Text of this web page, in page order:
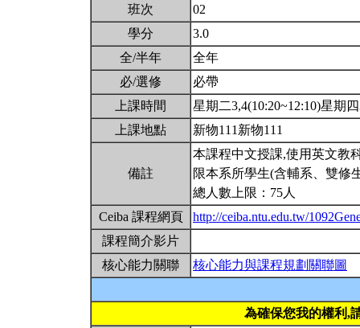
班次
02
學分
3.0
全/半年
全年
必/選修
必帶
上課時間
星期二3,4(10:20~12:10)星期
上課地點
新物111新物111
備註
本課程中文授課,使用英文教
限本系所學生(含輔系、雙修
總人數上限：75人
Ceiba 課程網頁
http://ceiba.ntu.edu.tw/
課程簡介影片
核心能力關聯
核心能力與課程規劃關聯圖
為確保您我的權利,